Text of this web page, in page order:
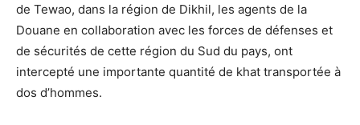
de Tewao, dans la région de Dikhil, les agents de la
Douane en collaboration avec les forces de défenses et
de sécurités de cette région du Sud du pays, ont
intercepté une importante quantité de khat transportée à
dos d’hommes.